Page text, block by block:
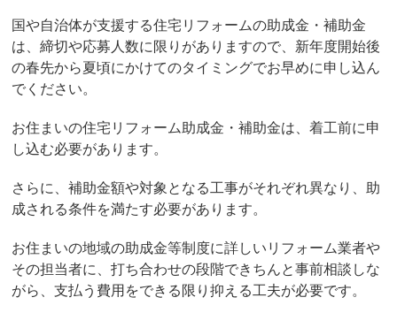
国や自治体が支援する住宅リフォームの助成金・補助金
は、締切や応募人数に限りがありますので、新年度開始後
の春先から夏頃にかけてのタイミングでお早めに申し込ん
でください。
お住まいの住宅リフォーム助成金・補助金は、着工前に申
し込む必要があります。
さらに、補助金額や対象となる工事がそれぞれ異なり、助
成される条件を満たす必要があります。
お住まいの地域の助成金等制度に詳しいリフォーム業者や
その担当者に、打ち合わせの段階できちんと事前相談しな
がら、支払う費用をできる限り抑える工夫が必要です。